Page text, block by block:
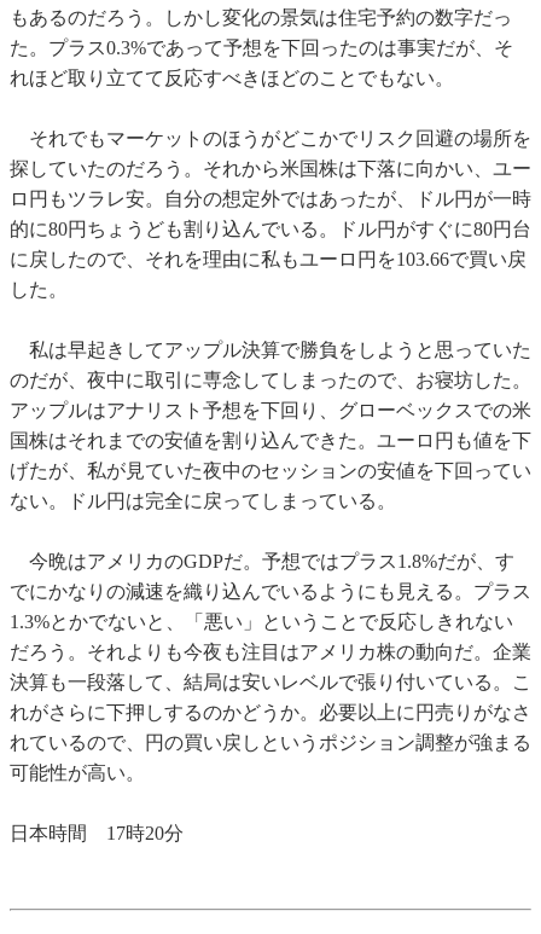
もあるのだろう。しかし変化の景気は住宅予約の数字だっ
た。プラス0.3%であって予想を下回ったのは事実だが、そ
れほど取り立てて反応すべきほどのことでもない。
それでもマーケットのほうがどこかでリスク回避の場所を
探していたのだろう。それから米国株は下落に向かい、ユー
ロ円もツラレ安。自分の想定外ではあったが、ドル円が一時
的に80円ちょうども割り込んでいる。ドル円がすぐに80円台
に戻したので、それを理由に私もユーロ円を103.66で買い戻
した。
私は早起きしてアップル決算で勝負をしようと思っていた
のだが、夜中に取引に専念してしまったので、お寝坊した。
アップルはアナリスト予想を下回り、グローベックスでの米
国株はそれまでの安値を割り込んできた。ユーロ円も値を下
げたが、私が見ていた夜中のセッションの安値を下回ってい
ない。ドル円は完全に戻ってしまっている。
今晩はアメリカのGDPだ。予想ではプラス1.8%だが、す
でにかなりの減速を織り込んでいるようにも見える。プラス
1.3%とかでないと、「悪い」ということで反応しきれない
だろう。それよりも今夜も注目はアメリカ株の動向だ。企業
決算も一段落して、結局は安いレベルで張り付いている。こ
れがさらに下押しするのかどうか。必要以上に円売りがなさ
れているので、円の買い戻しというポジション調整が強まる
可能性が高い。
日本時間 17時20分